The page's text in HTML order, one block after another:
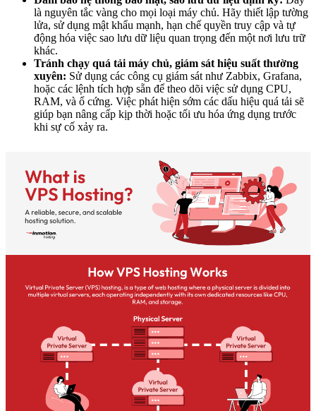
là nguyên tắc vàng cho mọi loại máy chủ. Hãy thiết lập tường
lửa, sử dụng mật khẩu mạnh, hạn chế quyền truy cập và tự
động hóa việc sao lưu dữ liệu quan trọng đến một nơi lưu trữ
khác.
Tránh chạy quá tải máy chủ, giám sát hiệu suất thường
xuyên: Sử dụng các công cụ giám sát như Zabbix, Grafana,
hoặc các lệnh tích hợp sẵn để theo dõi việc sử dụng CPU,
RAM, và ổ cứng. Việc phát hiện sớm các dấu hiệu quá tải sẽ
giúp bạn nâng cấp kịp thời hoặc tối ưu hóa ứng dụng trước
khi sự cố xảy ra.